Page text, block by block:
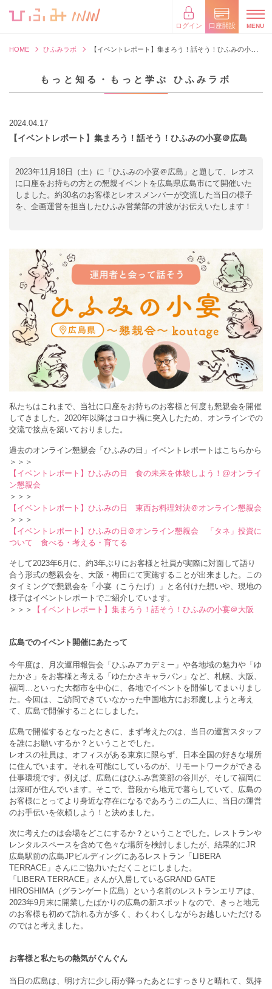
ログイン 口座開設
HOME ひふみラボ 【イベントレポート】集まろう！話そう！ひふみの小宴＠広島
もっと知る・もっと学ぶ ひふみラボ
2024.04.17
【イベントレポート】集まろう！話そう！ひふみの小宴＠広島
2023年11月18日（土）に「ひふみの小宴＠広島」と題して、レオス
に口座をお持ちの方との懇親イベントを広島県広島市にて開催いた
しました。約30名のお客様とレオスメンバーが交流した当日の様子
を、企画運営を担当したひふみ営業部の井波がお伝えいたします！
私たちはこれまで、当社に口座をお持ちのお客様と何度も懇親会を開催
してきました。2020年以降はコロナ禍に突入したため、オンラインでの
交流で接点を築いておりました。
過去のオンライン懇親会「ひふみの日」イベントレポートはこちらから
＞＞＞
【イベントレポート】ひふみの日 食の未来を体験しよう！@オンライ
ン懇親会
＞＞＞
【イベントレポート】ひふみの日 東西お料理対決＠オンライン懇親会
＞＞＞
【イベントレポート】ひふみの日＠オンライン懇親会 「タネ」投資に
ついて 食べる・考える・育てる
そして2023年6月に、約3年ぶりにお客様と社員が実際に対面して語り
合う形式の懇親会を、大阪・梅田にて実施することが出来ました。この
タイミングで懇親会を「小宴（こうたげ）」と名付けた想いや、現地の
様子はイベントレポートでご紹介しています。
＞＞＞
【イベントレポート】集まろう！話そう！ひふみの小宴＠大阪
広島でのイベント開催にあたって
今年度は、月次運用報告会「ひふみアカデミー」や各地域の魅力や「ゆ
たかさ」をお客様と考える「ゆたかさキャラバン」など、札幌、大阪、
福岡…といった大都市を中心に、各地でイベントを開催してまいりまし
た。今回は、ご訪問できていなかった中国地方にお邪魔しようと考え
て、広島で開催することにしました。
広島で開催するとなったときに、まず考えたのは、当日の運営スタッフ
を誰にお願いするか？ということでした。
レオスの社員は、オフィスがある東京に限らず、日本全国の好きな場所
に住んでいます。それを可能にしているのが、リモートワークができる
仕事環境です。例えば、広島にはひふみ営業部の谷川が、そして福岡に
は深町が住んでいます。そこで、普段から地元で暮らしていて、広島の
お客様にとってより身近な存在になるであろうこの二人に、当日の運営
のお手伝いを依頼しよう！と決めました。
次に考えたのは会場をどこにするか？ということでした。レストランや
レンタルスペースを含めて色々な場所を検討しましたが、結果的にJR
広島駅前の広島JPビルディングにあるレストラン「LIBERA
TERRACE」さんにご協力いただくことにしました。
「LIBERA TERRACE」さんが入居しているGRAND GATE
HIROSHIMA（グランゲート広島）という名前のレストランエリアは、
2023年9月末に開業したばかりの広島の新スポットなので、きっと地元
のお客様も初めて訪れる方が多く、わくわくしながらお越しいただける
のではと考えました。
お客様と私たちの熱気がぐんぐん
当日の広島は、明け方に少し雨が降ったあとにすっきりと晴れて、気持